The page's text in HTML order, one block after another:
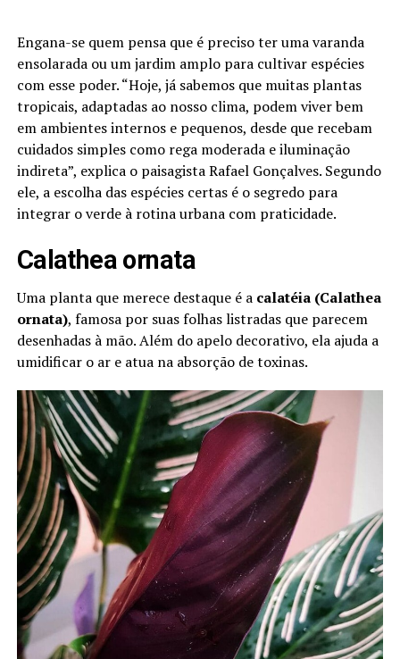
Engana-se quem pensa que é preciso ter uma varanda
ensolarada ou um jardim amplo para cultivar espécies
com esse poder. “Hoje, já sabemos que muitas plantas
tropicais, adaptadas ao nosso clima, podem viver bem
em ambientes internos e pequenos, desde que recebam
cuidados simples como rega moderada e iluminação
indireta”, explica o paisagista Rafael Gonçalves. Segundo
ele, a escolha das espécies certas é o segredo para
integrar o verde à rotina urbana com praticidade.
Calathea ornata
Uma planta que merece destaque é a calatéia (Calathea
ornata), famosa por suas folhas listradas que parecem
desenhadas à mão. Além do apelo decorativo, ela ajuda a
umidificar o ar e atua na absorção de toxinas.